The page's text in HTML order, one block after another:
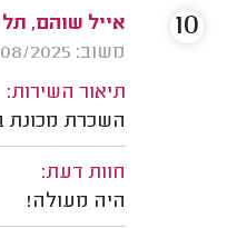
אייל שוהם,
משוב: 10/08/2025
תיאור השירות:
השכרת מכונת
חוות דעת:
היה מעולה!
10